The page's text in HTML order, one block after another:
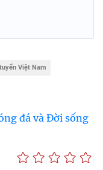
Việt Nam
đá và Đời sống